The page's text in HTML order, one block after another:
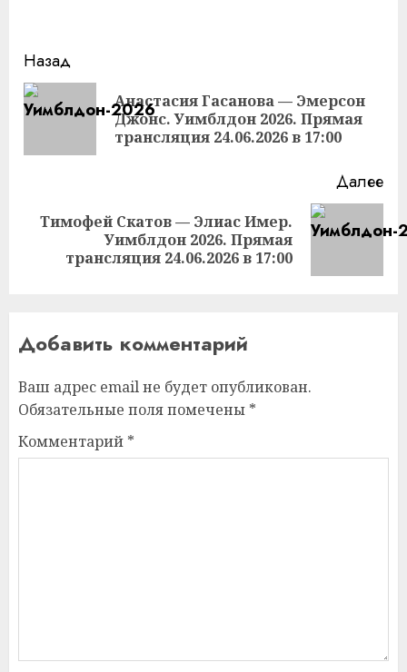
Продолжить
чтение
Назад
Анастасия Гасанова — Эмерсон
Джонс. Уимблдон 2026. Прямая
трансляция 24.06.2026 в 17:00
Далее
Следующая
запись:
Тимофей Скатов — Элиас Имер.
Уимблдон 2026. Прямая
трансляция 24.06.2026 в 17:00
Добавить комментарий
Ваш адрес email не будет опубликован.
Обязательные поля помечены *
Комментарий *